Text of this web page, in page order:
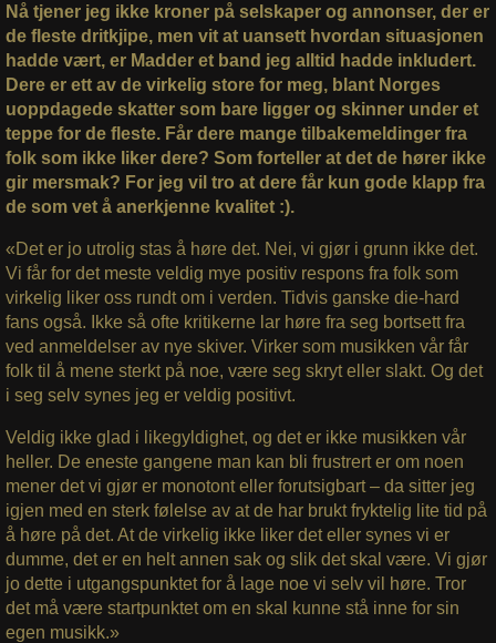
Nå tjener jeg ikke kroner på selskaper og annonser, der er
de fleste dritkjipe, men vit at uansett hvordan situasjonen
hadde vært, er Madder et band jeg alltid hadde inkludert.
Dere er ett av de virkelig store for meg, blant Norges
uoppdagede skatter som bare ligger og skinner under et
teppe for de fleste. Får dere mange tilbakemeldinger fra
folk som ikke liker dere? Som forteller at det de hører ikke
gir mersmak? For jeg vil tro at dere får kun gode klapp fra
de som vet å anerkjenne kvalitet :).
«Det er jo utrolig stas å høre det. Nei, vi gjør i grunn ikke det.
Vi får for det meste veldig mye positiv respons fra folk som
virkelig liker oss rundt om i verden. Tidvis ganske die-hard
fans også. Ikke så ofte kritikerne lar høre fra seg bortsett fra
ved anmeldelser av nye skiver. Virker som musikken vår får
folk til å mene sterkt på noe, være seg skryt eller slakt. Og det
i seg selv synes jeg er veldig positivt.
Veldig ikke glad i likegyldighet, og det er ikke musikken vår
heller. De eneste gangene man kan bli frustrert er om noen
mener det vi gjør er monotont eller forutsigbart – da sitter jeg
igjen med en sterk følelse av at de har brukt fryktelig lite tid på
å høre på det. At de virkelig ikke liker det eller synes vi er
dumme, det er en helt annen sak og slik det skal være. Vi gjør
jo dette i utgangspunktet for å lage noe vi selv vil høre. Tror
det må være startpunktet om en skal kunne stå inne for sin
egen musikk.»